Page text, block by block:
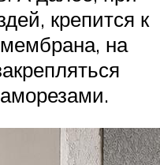
крепится к
на